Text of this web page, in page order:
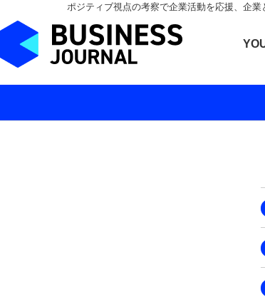
ポジティブ視点の考察で企業活動を応援、企
AI